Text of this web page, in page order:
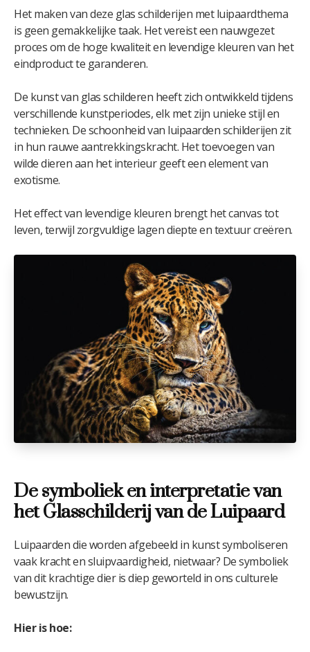
Het maken van deze glas schilderijen met luipaardthema
is geen gemakkelijke taak. Het vereist een nauwgezet
proces om de hoge kwaliteit en levendige kleuren van het
eindproduct te garanderen.
De kunst van glas schilderen heeft zich ontwikkeld tijdens
verschillende kunstperiodes, elk met zijn unieke stijl en
technieken. De schoonheid van luipaarden schilderijen zit
in hun rauwe aantrekkingskracht. Het toevoegen van
wilde dieren aan het interieur geeft een element van
exotisme.
Het effect van levendige kleuren brengt het canvas tot
leven, terwijl zorgvuldige lagen diepte en textuur creëren.
De symboliek en interpretatie van
het Glasschilderij van de Luipaard
Luipaarden die worden afgebeeld in kunst symboliseren
vaak kracht en sluipvaardigheid, nietwaar? De symboliek
van dit krachtige dier is diep geworteld in ons culturele
bewustzijn.
Hier is hoe: